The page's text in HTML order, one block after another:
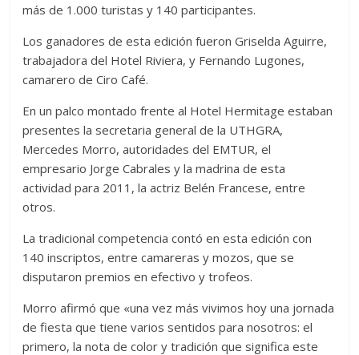
más de 1.000 turistas y 140 participantes.
Los ganadores de esta edición fueron Griselda Aguirre,
trabajadora del Hotel Riviera, y Fernando Lugones,
camarero de Ciro Café.
En un palco montado frente al Hotel Hermitage estaban
presentes la secretaria general de la UTHGRA,
Mercedes Morro, autoridades del EMTUR, el
empresario Jorge Cabrales y la madrina de esta
actividad para 2011, la actriz Belén Francese, entre
otros.
La tradicional competencia contó en esta edición con
140 inscriptos, entre camareras y mozos, que se
disputaron premios en efectivo y trofeos.
Morro afirmó que «una vez más vivimos hoy una jornada
de fiesta que tiene varios sentidos para nosotros: el
primero, la nota de color y tradición que significa este